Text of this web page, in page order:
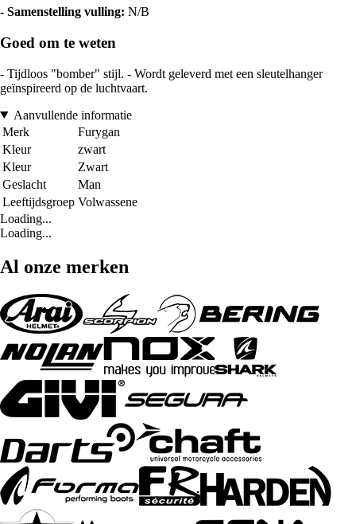
- Samenstelling vulling: N/B
Goed om te weten
- Tijdloos "bomber" stijl. - Wordt geleverd met een sleutelhanger
geïnspireerd op de luchtvaart.
Aanvullende informatie
Merk
Furygan
Kleur
zwart
Kleur
Zwart
Geslacht
Man
Leeftijdsgroep Volwassene
Loading...
Loading...
Al onze merken